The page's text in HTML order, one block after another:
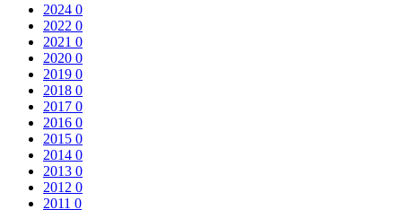
2024 0
2022 0
2021 0
2020 0
2019 0
2018 0
2017 0
2016 0
2015 0
2014 0
2013 0
2012 0
2011 0